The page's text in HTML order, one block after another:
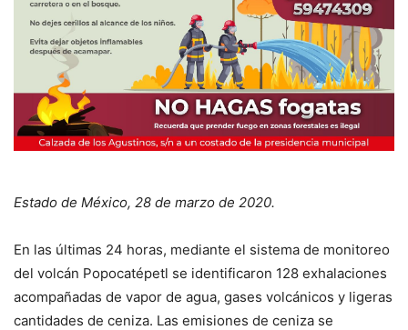
Estado de México, 28 de marzo de 2020.
En las últimas 24 horas, mediante el sistema de monitoreo
del volcán Popocatépetl se identificaron 128 exhalaciones
acompañadas de vapor de agua, gases volcánicos y ligeras
cantidades de ceniza. Las emisiones de ceniza se